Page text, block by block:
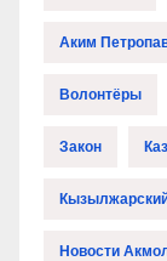
Аким
Волонтёры
Закон
Новости